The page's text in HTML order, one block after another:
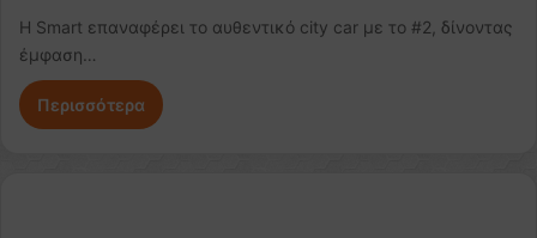
Η Smart επαναφέρει το αυθεντικό city car με το #2, δίνοντας
έμφαση…
Περισσότερα